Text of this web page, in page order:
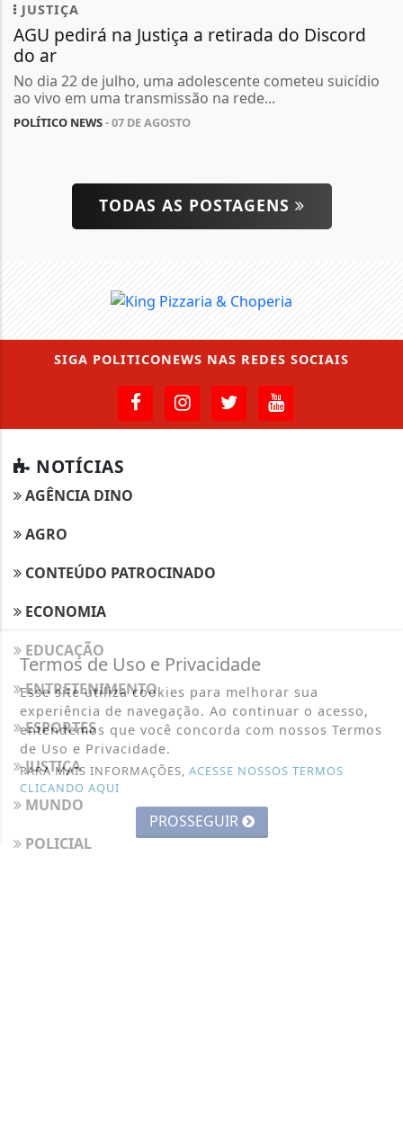
JUSTIÇA
AGU pedirá na Justiça a retirada do Discord
do ar
No dia 22 de julho, uma adolescente cometeu suicídio
ao vivo em uma transmissão na rede...
POLÍTICO NEWS- 07 DE AGOSTO
TODAS AS POSTAGENS
SIGA POLITICONEWS NAS REDES SOCIAIS
NOTÍCIAS
AGÊNCIA DINO
AGRO
CONTEÚDO PATROCINADO
ECONOMIA
EDUCAÇÃO
ENTRETENIMENTO
ESPORTES
JUSTIÇA
MUNDO
POLICIAL
Termos de Uso e Privacidade
Esse site utiliza cookies para melhorar sua
experiência de navegação. Ao continuar o acesso,
entendemos que você concorda com nossos Termos
de Uso e Privacidade.
PARA MAIS INFORMAÇÕES,ACESSE NOSSOS TERMOS
CLICANDO AQUI
PROSSEGUIR